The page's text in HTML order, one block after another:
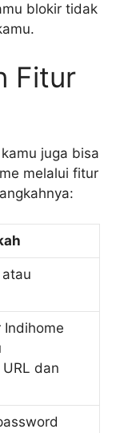
blokir tidak
Fitur
juga bisa
melalui fitur
Indihome
dan